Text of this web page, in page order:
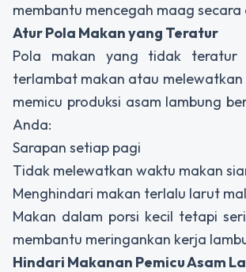
membantu mencegah maag secara
Atur Pola Makan yang Teratur
Pola makan yang tidak teratur
terlambat makan atau
memicu produksi asam lambung
Anda:
Sarapan setiap pagi
Tidak melewatkan waktu makan
Menghindari makan terlalu larut
Makan dalam porsi kecil tetapi
membantu meringankan kerja
Hindari Makanan Pemicu Asam